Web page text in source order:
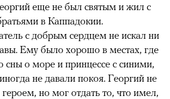
/ 00:00
еще не был святым и жил с
в Каппадокии.
с добрым сердцем не искал ни
Ему было хорошо в местах, где
сны о море и принцессе с синими,
не давали покоя. Георгий не
но мог отдать то, что имел,